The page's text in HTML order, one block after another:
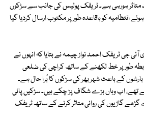
ہورہی ہے۔ ٹریفک پولیس کی جانب سے سڑکوں
انتظامیہ کو باقاعدہ طور پر مکتوب ارسال کردیا گیا
جی ٹریفک احمد نواز چیمہ نے بتایا کہ انہوں نے
طور پر خط لکھنے کے ساتھ کراچی کی ضلعی
بارشوں کے باعث شہر بھر کی سڑکوں کا بُرا حال ہے۔
اب وہاں بڑے شگاف پڑ چکے ہیں۔ سڑکیں پانی
گاڑیوں کی روانی متاثر کرنے کے ساتھ ٹریفک